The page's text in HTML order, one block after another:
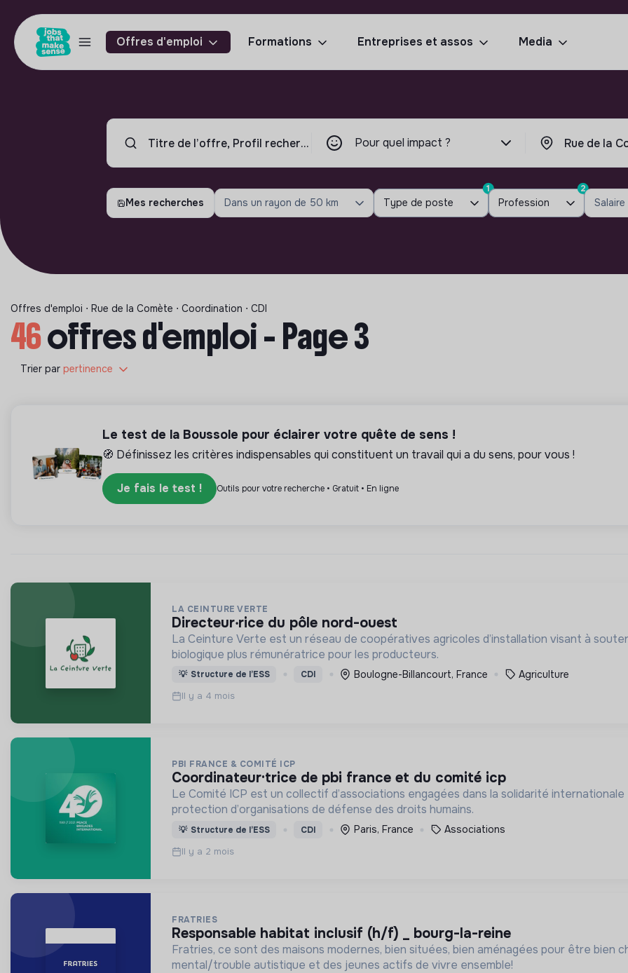
Offres d'emploi Formations Entreprises et assos Media
Pour quel impact ?
Mes recherches Dans un rayon de 50 km Type de poste
1
Profession
2
Salaire
Offres d'emploi ⋅ Rue de la Comète ⋅ Coordination ⋅ CDI
46offres d'emploi - Page 3
Trier par pertinence
Le test de la Boussole pour éclairer votre quête de sens !
🧭 Définissez les critères indispensables qui constituent un travail qui a du sens, pour vous !
Je fais le test ! Outils pour votre recherche • Gratuit • En ligne
LA CEINTURE VERTE
directeur‧rice du pôle nord-ouest
La Ceinture Verte est un réseau de coopératives agricoles d’installation visant à
biologique plus rémunératrice pour les producteurs.
💡 Structure de l’ESS CDI Boulogne-Billancourt, France Agriculture
Il y a 4 mois
PBI FRANCE & COMITÉ ICP
coordinateur·trice de pbi france et du comité icp
Le Comité ICP est un collectif d’associations engagées dans la solidarité internationale et le
protection d’organisations de défense des droits humains.
💡 Structure de l’ESS CDI Paris, France Associations
Il y a 2 mois
FRATRIES
responsable habitat inclusif (h/f) _ bourg-la-reine
Fratries, ce sont des maisons modernes, bien situées, bien aménagées pour être bien
mental/trouble autistique et des jeunes actifs de vivre ensemble!